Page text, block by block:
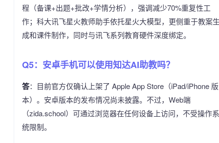
程（备课+出题+批改+学情分析），强调减少70%重复性工
作；科大讯飞星火教师助手依托星火大模型，更侧重于教案
成和课件制作，同时与讯飞系列教育硬件深度绑定。
Q5：安卓手机可以使用知达AI助教吗？
答：目前官方仅确认上架了 Apple App Store（iPad/iPhone 版
本）。安卓版本的发布情况尚未披露。不过，Web端
（zida.school）可通过浏览器在任何设备上访问，不受操作系
统限制。